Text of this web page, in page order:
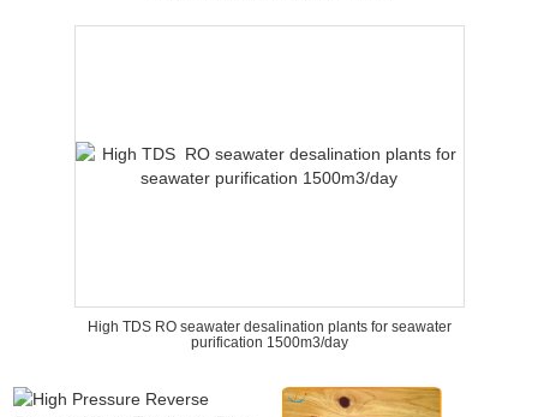
High TDS RO seawater desalination plants for seawater
purification 1500m3/day